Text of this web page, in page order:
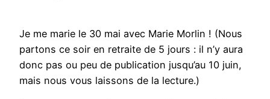
Je me marie le 30 mai avec Marie Morlin ! (Nous
partons ce soir en retraite de 5 jours : il n’y aura
donc pas ou peu de publication jusqu’au 10 juin,
mais nous vous laissons de la lecture.)